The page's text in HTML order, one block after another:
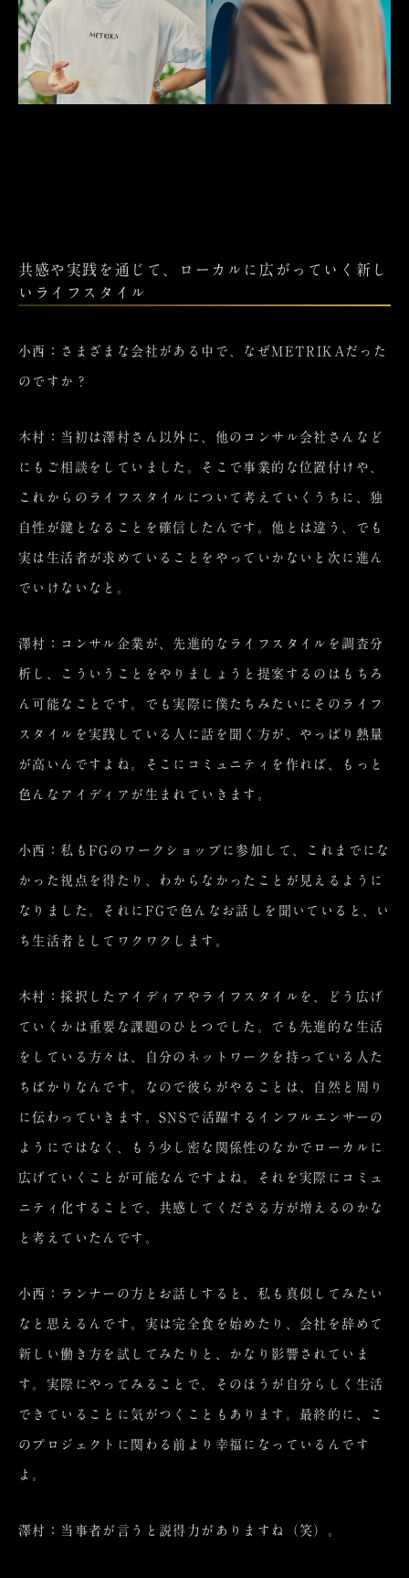
共感や実践を通じて、ローカルに広がっていく新し
いライフスタイル
小西：さまざまな会社がある中で、なぜMETRIKAだった
のですか？
木村：当初は澤村さん以外に、他のコンサル会社さんなど
にもご相談をしていました。そこで事業的な位置付けや、
これからのライフスタイルについて考えていくうちに、独
自性が鍵となることを確信したんです。他とは違う、でも
実は生活者が求めていることをやっていかないと次に進ん
でいけないなと。
澤村：コンサル企業が、先進的なライフスタイルを調査分
析し、こういうことをやりましょうと提案するのはもちろ
ん可能なことです。でも実際に僕たちみたいにそのライフ
スタイルを実践している人に話を聞く方が、やっぱり熱量
が高いんですよね。そこにコミュニティを作れば、もっと
色んなアイディアが生まれていきます。
小西：私もFGのワークショップに参加して、これまでにな
かった視点を得たり、わからなかったことが見えるように
なりました。それにFGで色んなお話しを聞いていると、い
ち生活者としてワクワクします。
木村：採択したアイディアやライフスタイルを、どう広げ
ていくかは重要な課題のひとつでした。でも先進的な生活
をしている方々は、自分のネットワークを持っている人た
ちばかりなんです。なので彼らがやることは、自然と周り
に伝わっていきます。SNSで活躍するインフルエンサーの
ようにではなく、もう少し密な関係性のなかでローカルに
広げていくことが可能なんですよね。それを実際にコミュ
ニティ化することで、共感してくださる方が増えるのかな
と考えていたんです。
小西：ランナーの方とお話しすると、私も真似してみたい
なと思えるんです。実は完全食を始めたり、会社を辞めて
新しい働き方を試してみたりと、かなり影響されていま
す。実際にやってみることで、そのほうが自分らしく生活
できていることに気がつくこともあります。最終的に、こ
のプロジェクトに関わる前より幸福になっているんです
よ。
澤村：当事者が言うと説得力がありますね（笑）。